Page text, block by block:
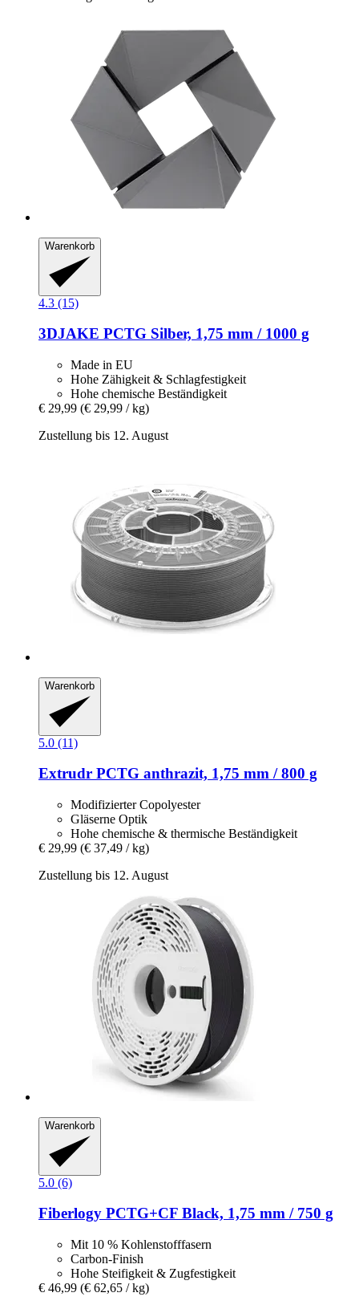
Warenkorb
4.3 (15)
3DJAKE PCTG Silber, 1,75 mm / 1000 g
Made in EU
Hohe Zähigkeit & Schlagfestigkeit
Hohe chemische Beständigkeit
€ 29,99 (€ 29,99 / kg)
Zustellung bis 12. August
Warenkorb
5.0 (11)
Extrudr PCTG anthrazit, 1,75 mm / 800 g
Modifizierter Copolyester
Gläserne Optik
Hohe chemische & thermische Beständigkeit
€ 29,99 (€ 37,49 / kg)
Zustellung bis 12. August
Warenkorb
5.0 (6)
Fiberlogy PCTG+CF Black, 1,75 mm / 750 g
Mit 10 % Kohlenstofffasern
Carbon-Finish
Hohe Steifigkeit & Zugfestigkeit
€ 46,99 (€ 62,65 / kg)